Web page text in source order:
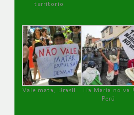
territorio
Vale mata, Brasil
Tía María no va !
Perú